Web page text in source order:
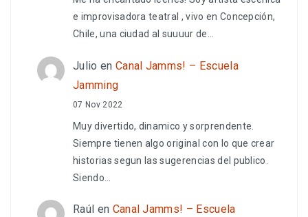
e improvisadora teatral , vivo en Concepción,
Chile, una ciudad al suuuur de…
Julio en Canal Jamms! – Escuela
Jamming
07 Nov 2022
Muy divertido, dinamico y sorprendente.
Siempre tienen algo original con lo que crear
historias segun las sugerencias del publico.
Siendo…
Raúl en Canal Jamms! – Escuela